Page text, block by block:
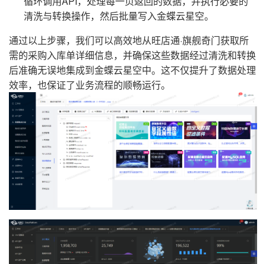
清洗与转换操作，然后批量写入金蝶云星空。
通过以上步骤，我们可以高效地从旺店通·旗舰奇门获取所
需的采购入库单详细信息，并确保这些数据经过清洗和转换
后准确无误地集成到金蝶云星空中。这不仅提升了数据处理
效率，也保证了业务流程的顺畅运行。